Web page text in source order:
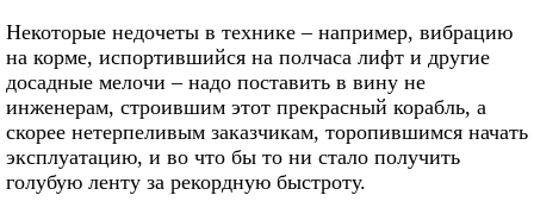
Некоторые недочеты в технике – например, вибрацию
на корме, испортившийся на полчаса лифт и другие
досадные мелочи – надо поставить в вину не
инженерам, строившим этот прекрасный корабль, а
скорее нетерпеливым заказчикам, торопившимся начать
эксплуатацию, и во что бы то ни стало получить
голубую ленту за рекордную быстроту.